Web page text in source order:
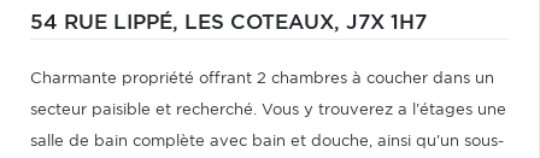
54 RUE LIPPÉ, LES COTEAUX, J7X 1H7
Charmante propriété offrant 2 chambres à coucher dans un
secteur paisible et recherché. Vous y trouverez a l'étages une
salle de bain complète avec bain et douche, ainsi qu'un sous-